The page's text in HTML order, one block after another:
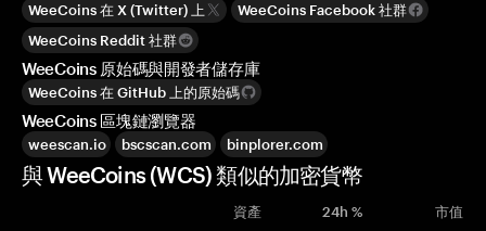
WeeCoins 在 X (Twitter) 上
WeeCoins Facebook 社群
WeeCoins Reddit 社群
WeeCoins 原始碼與開發者儲存庫
WeeCoins 在 GitHub 上的原始碼
WeeCoins 區塊鏈瀏覽器
weescan.io bscscan.com binplorer.com
與 WeeCoins (WCS) 類似的加密貨幣
資產 24h % 市值